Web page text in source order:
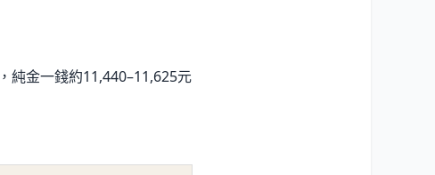
純金一錢約11,440–11,625元